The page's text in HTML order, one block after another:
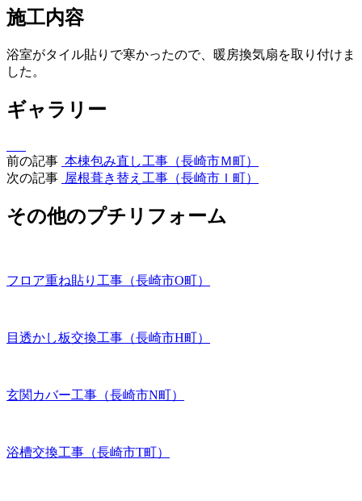
施工内容
浴室がタイル貼りで寒かったので、暖房換気扇を取り付けま
した。
ギャラリー
前の記事 本棟包み直し工事（長崎市Ｍ町）
次の記事 屋根葺き替え工事（長崎市Ｉ町）
その他のプチリフォーム
フロア重ね貼り工事（長崎市O町）
目透かし板交換工事（長崎市H町）
玄関カバー工事（長崎市N町）
浴槽交換工事（長崎市T町）